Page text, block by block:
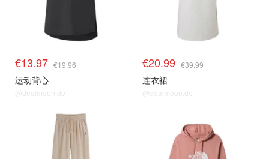
€13.97 €19.96
运动背心
@dealmoon.de
€20.99 €39.99
连衣裙
@dealmoon.de